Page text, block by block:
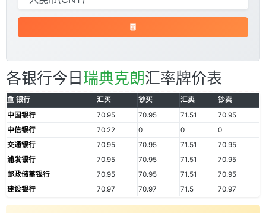
各银行今日 瑞典克朗汇率牌价表
银行 汇买 钞买 汇卖
钞卖
中国银行
70.95 70.95 71.51
70.95
中信银行
70.22 0 0
0
交通银行
70.95 70.95 71.51
70.95
浦发银行
70.95 70.95 71.51
70.95
邮政储蓄银行
70.95 70.95 71.51
70.95
建设银行
70.97 70.97 71.5 70.97